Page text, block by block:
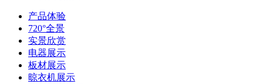
产品体验
720°全景
实景欣赏
电器展示
板材展示
晾衣机展示